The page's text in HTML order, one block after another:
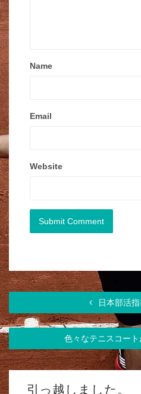
Name
Email
Website
日本部活
色々なテニスコー
引っ越しました。